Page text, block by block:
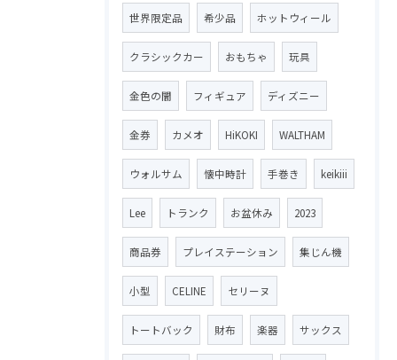
世界限定品 希少品 ホットウィール
クラシックカー おもちゃ 玩具
金色の闇 フィギュア ディズニー
金券 カメオ HiKOKI WALTHAM
ウォルサム 懐中時計 手巻き keikiii
Lee トランク お盆休み 2023
商品券 プレイステーション 集じん機
小型 CELINE セリーヌ
トートバック 財布 楽器 サックス